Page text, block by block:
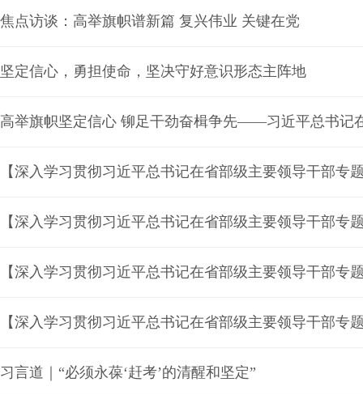
焦点访谈：高举旗帜谱新篇 复兴伟业 关键在党
坚定信心，勇担使命，坚决守好意识形态主阵地
习言道｜“必须永葆‘赶考’的清醒和坚定”